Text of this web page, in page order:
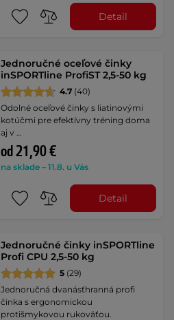
Detail
Jednoručné oceľové činky
inSPORTline ProfiST 2,5-50 kg
4.7 (40)
Odolné oceľové činky s liatinovými
kotúčmi pre efektívny tréning doma
aj v …
od 21,90 €
na sklade – 11.8. u Vás
Detail
Jednoručné činky inSPORTline
Profi CPU 2,5-50 kg
5 (29)
Jednoručná dvanásťhranná profi
činka s ergonomickou
protišmykovou rukoväťou.